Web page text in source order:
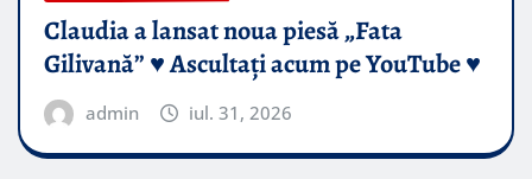
Claudia a lansat noua piesă „Fata
Gilivană” ♥️ Ascultați acum pe YouTube ♥️
admin iul. 31, 2026